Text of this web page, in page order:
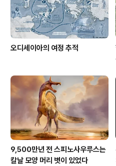
오디세이아의 여정 추적
9,500만년 전 스피노사우루스는
칼날 모양 머리 볏이 있었다